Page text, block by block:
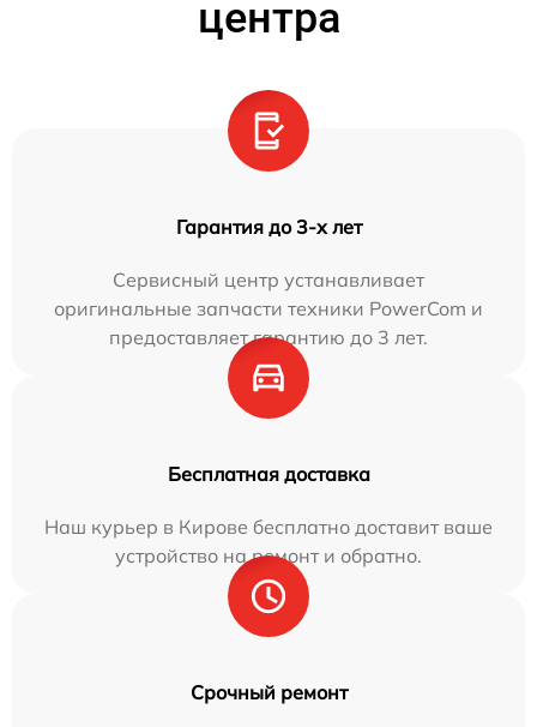
центра
Гарантия до 3-х лет
Сервисный центр устанавливает
оригинальные запчасти техники PowerCom и
предоставляет гарантию до 3 лет.
Бесплатная доставка
Наш курьер в Кирове бесплатно доставит ваше
устройство на ремонт и обратно.
Срочный ремонт